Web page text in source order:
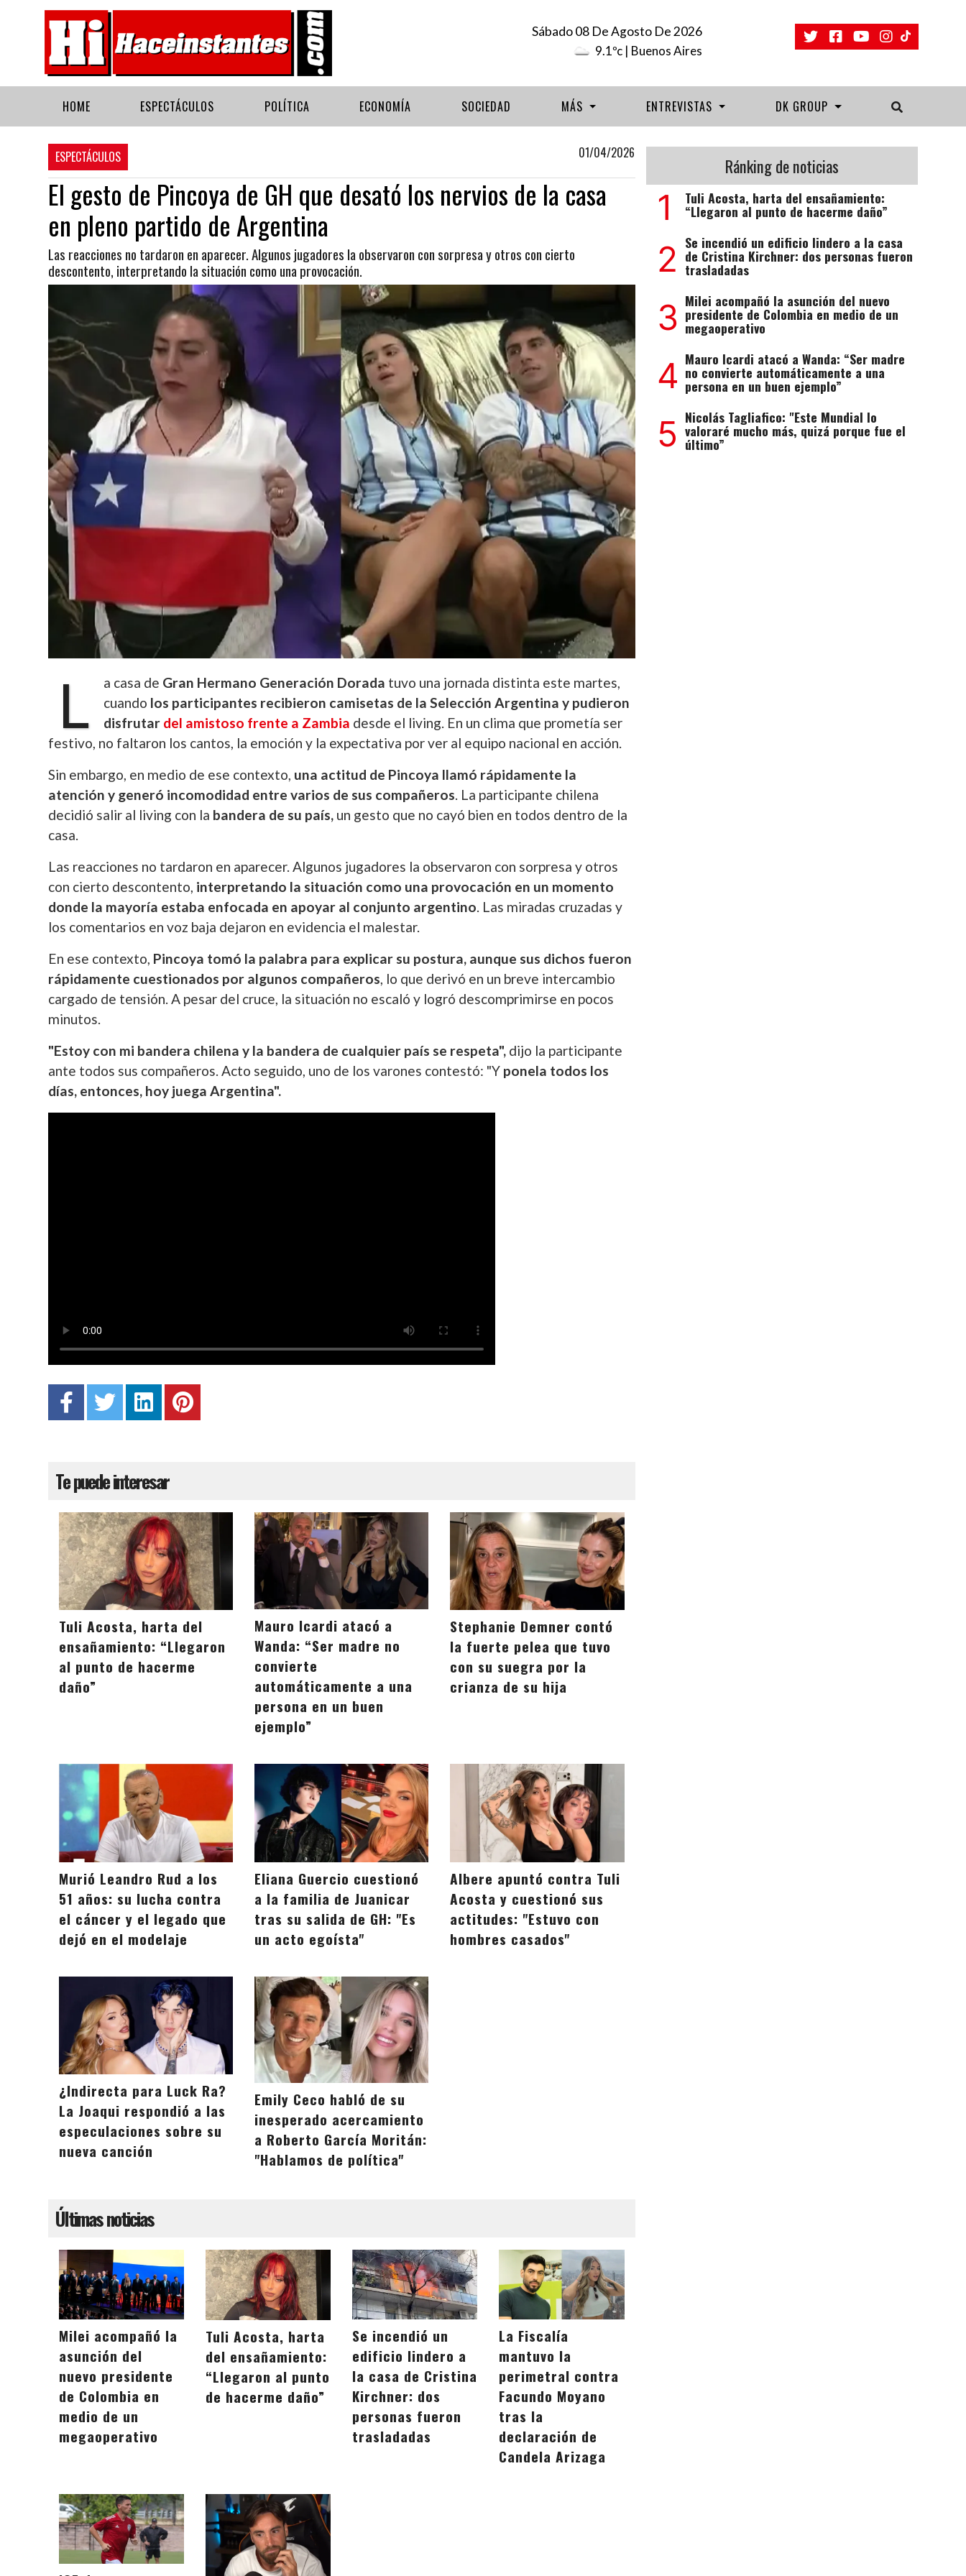
Sábado 08 De Agosto De 2026
9.1ºc | Buenos Aires
HOME ESPECTÁCULOS POLÍTICA ECONOMÍA SOCIEDAD MÁS ENTREVISTAS DK GROUP
ESPECTÁCULOS 01/04/2026
El gesto de Pincoya de GH que desató los nervios de la casa
en pleno partido de Argentina
Las reacciones no tardaron en aparecer. Algunos jugadores la observaron con sorpresa y otros con cierto
descontento, interpretando la situación como una provocación.
L a casa de Gran Hermano Generación Dorada tuvo una jornada distinta este martes,
cuando los participantes recibieron camisetas de la Selección Argentina y pudieron
disfrutar del amistoso frente a Zambia desde el living. En un clima que prometía ser
festivo, no faltaron los cantos, la emoción y la expectativa por ver al equipo nacional en acción.
Sin embargo, en medio de ese contexto, una actitud de Pincoya llamó rápidamente la
atención y generó incomodidad entre varios de sus compañeros. La participante chilena
decidió salir al living con la bandera de su país, un gesto que no cayó bien en todos dentro de la
casa.
Las reacciones no tardaron en aparecer. Algunos jugadores la observaron con sorpresa y otros
con cierto descontento, interpretando la situación como una provocación en un momento
donde la mayoría estaba enfocada en apoyar al conjunto argentino. Las miradas cruzadas y
los comentarios en voz baja dejaron en evidencia el malestar.
En ese contexto, Pincoya tomó la palabra para explicar su postura, aunque sus dichos fueron
rápidamente cuestionados por algunos compañeros, lo que derivó en un breve intercambio
cargado de tensión. A pesar del cruce, la situación no escaló y logró descomprimirse en pocos
minutos.
"Estoy con mi bandera chilena y la bandera de cualquier país se respeta", dijo la participante
ante todos sus compañeros. Acto seguido, uno de los varones contestó: "Y ponela todos los
días, entonces, hoy juega Argentina".
Te puede interesar
Tuli Acosta, harta del
ensañamiento: “Llegaron
al punto de hacerme
daño”
Mauro Icardi atacó a
Wanda: “Ser madre no
convierte
automáticamente a una
persona en un buen
ejemplo”
Stephanie Demner contó
la fuerte pelea que tuvo
con su suegra por la
crianza de su hija
Murió Leandro Rud a los
51 años: su lucha contra
el cáncer y el legado que
dejó en el modelaje
Eliana Guercio cuestionó
a la familia de Juanicar
tras su salida de GH: "Es
un acto egoísta"
Albere apuntó contra Tuli
Acosta y cuestionó sus
actitudes: "Estuvo con
hombres casados"
¿Indirecta para Luck Ra?
La Joaqui respondió a las
especulaciones sobre su
nueva canción
Emily Ceco habló de su
inesperado acercamiento
a Roberto García Moritán:
"Hablamos de política"
Últimas noticias
Milei acompañó la
asunción del
nuevo presidente
de Colombia en
medio de un
megaoperativo
Tuli Acosta, harta
del ensañamiento:
“Llegaron al punto
de hacerme daño”
Se incendió un
edificio lindero a
la casa de Cristina
Kirchner: dos
personas fueron
trasladadas
La Fiscalía
mantuvo la
perimetral contra
Facundo Moyano
tras la
declaración de
Candela Arizaga
Ránking de noticias
1 Tuli Acosta, harta del ensañamiento:
“Llegaron al punto de hacerme daño”
2 Se incendió un edificio lindero a la casa
de Cristina Kirchner: dos personas fueron
trasladadas
3 Milei acompañó la asunción del nuevo
presidente de Colombia en medio de un
megaoperativo
4 Mauro Icardi atacó a Wanda: “Ser madre
no convierte automáticamente a una
persona en un buen ejemplo”
5 Nicolás Tagliafico: "Este Mundial lo
valoraré mucho más, quizá porque fue el
último”